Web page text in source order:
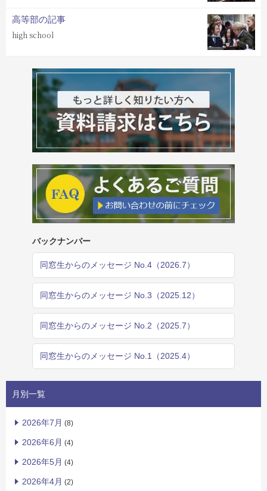
高等部の記事
high school
バックナンバー
同窓生からのメッセージ No.4（2026.7）
同窓生からのメッセージ No.3（2025.12）
同窓生からのメッセージ No.2（2025.7）
同窓生からのメッセージ No.1（2025.4）
月別一覧
2026年7月 (8)
2026年6月 (4)
2026年5月 (4)
2026年4月 (2)